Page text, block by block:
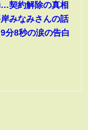
契約解除の真相
みなみさんの話
分8秒の涙の告白